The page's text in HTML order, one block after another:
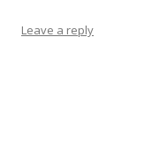
Leave a reply